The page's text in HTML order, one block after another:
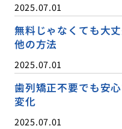
2025.07.01
無料じゃなくても大
他の方法
2025.07.01
歯列矯正不要でも安
変化
2025.07.01